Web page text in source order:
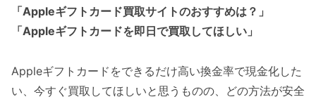
「Appleギフトカード買取サイトのおすすめは？」
「Appleギフトカードを即日で買取してほしい」
Appleギフトカードをできるだけ高い換金率で現金化した
い、今すぐ買取してほしいと思うものの、どの方法が安全